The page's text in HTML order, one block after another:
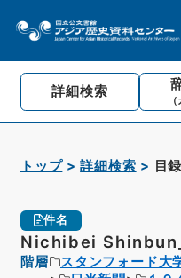
詳細検索
トップ 詳細検索 目
件名
Nichibei
階層 スタンフォード大